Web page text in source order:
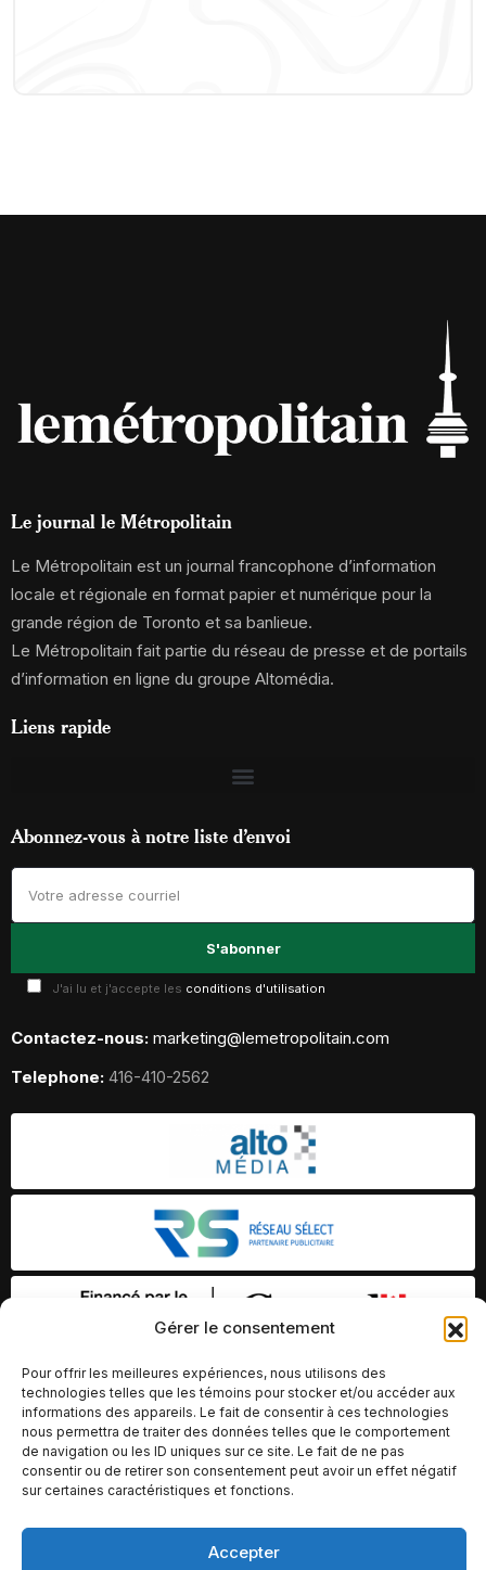
Gérer le consentement
Pour offrir les meilleures expériences, nous utilisons des
technologies telles que les témoins pour stocker et/ou accéder aux
informations des appareils. Le fait de consentir à ces technologies
nous permettra de traiter des données telles que le comportement
de navigation ou les ID uniques sur ce site. Le fait de ne pas
consentir ou de retirer son consentement peut avoir un effet négatif
sur certaines caractéristiques et fonctions.
Accepter
Le journal le Métropolitain
Le Métropolitain est un journal francophone d’information
locale et régionale en format papier et numérique pour la
grande région de Toronto et sa banlieue.
Le Métropolitain fait partie du réseau de presse et de portails
d’information en ligne du groupe Altomédia.
Liens rapide
Abonnez-vous à notre liste d’envoi
J'ai lu et j'accepte les conditions d'utilisation
Contactez-nous: marketing@lemetropolitain.com
Telephone: 416-410-2562
© Copyright 2026 – Altomédia Inc |